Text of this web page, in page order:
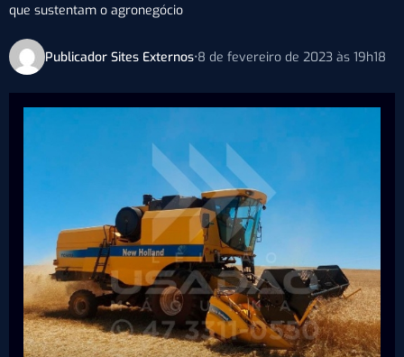
que sustentam o agronegócio
Publicador Sites Externos•8 de fevereiro de 2023 às 19h18